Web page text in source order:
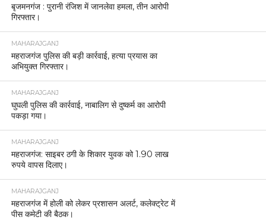
बृजमनगंज : पुरानी रंजिश में जानलेवा हमला, तीन आरोपी
गिरफ्तार।
MAHARAJGANJ
महराजगंज पुलिस की बड़ी कार्रवाई, हत्या प्रयास का
अभियुक्त गिरफ्तार।
MAHARAJGANJ
घुघली पुलिस की कार्रवाई, नाबालिग से दुष्कर्म का आरोपी
पकड़ा गया।
MAHARAJGANJ
महराजगंज: साइबर ठगी के शिकार युवक को 1.90 लाख
रुपये वापस दिलाए।
MAHARAJGANJ
महराजगंज में होली को लेकर प्रशासन अलर्ट, कलेक्ट्रेट में
पीस कमेटी की बैठक।